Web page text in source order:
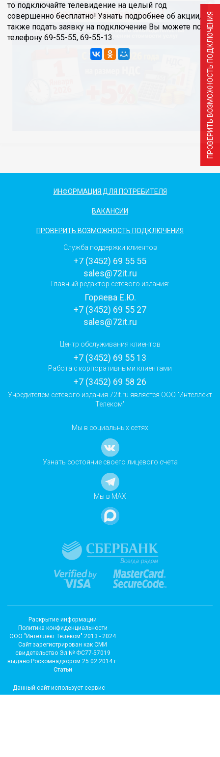
ПРОВЕРИТЬ ВОЗМОЖНОСТЬ ПОДКЛЮЧЕНИЯ
то подключайте телевидение на целый год
совершенно бесплатно! Узнать подробнее об акции, а
также подать заявку на подключение Вы можете по
телефону 69-55-55, 69-55-13.
ИНФОРМАЦИЯ ДЛЯ ПОТРЕБИТЕЛЯ
ВАКАНСИИ
ПРОВЕРИТЬ ВОЗМОЖНОСТЬ ПОДКЛЮЧЕНИЯ
Служба поддержки клиентов
+7 (3452) 69 55 55
sales@72it.ru
Главный редактор сетевого издания:
Горяева Е.Ю.
+7 (3452) 69 55 27
sales@72it.ru
Центр обслуживания клиентов
+7 (3452) 69 55 13
Работа с корпоративными клиентами
+7 (3452) 69 58 26
Учредителем сетевого издания 72it.ru является ООО "Интеллект
Телеком"
Мы в социальных сетях
Узнать состояние своего лицевого счета
Мы в MAX
Раскрытие информации
Политика конфиденциальности
ООО "Интеллект Телеком" 2013 - 2024
Cайт зарегистрирован как СМИ
свидетельство Эл № ФС77-57019
выдано Роскомнадзором 25.02.2014 г.
Статьи
Данный сайт использует сервис
метрических программ и